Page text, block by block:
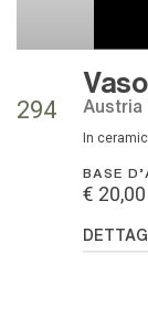
294
in
BASE
€ 20,00